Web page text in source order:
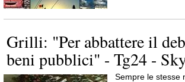
Grilli: "Per abbattere il
beni pubblici" - Tg24 -
Sempre le stesse